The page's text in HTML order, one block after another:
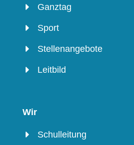
Ganztag
Sport
Stellenangebote
Leitbild
Wir
Schulleitung